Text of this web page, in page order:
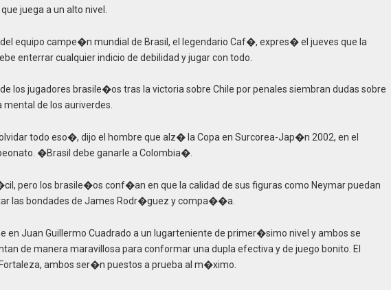
juega a un alto nivel.
equipo campe�n mundial de Brasil, el legendario Caf�, expres� el jueves que la
enterrar cualquier indicio de debilidad y jugar con todo.
los jugadores brasile�os tras la victoria sobre Chile por penales siembran dudas sobre
mental de los auriverdes.
todo eso�, dijo el hombre que alz� la Copa en Surcorea-Jap�n 2002, en el
�Brasil debe ganarle a Colombia�.
pero los brasile�os conf�an en que la calidad de sus figuras como Neymar puedan
las bondades de James Rodr�guez y compa��a.
en Juan Guillermo Cuadrado a un lugarteniente de primer�simo nivel y ambos se
de manera maravillosa para conformar una dupla efectiva y de juego bonito. El
ambos ser�n puestos a prueba al m�ximo.